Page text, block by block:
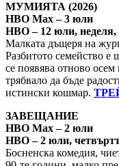
МУМИЯТА (2026)
HBO Max – 3 юли
HBO – 12 юли, неделя,
Малката дъщеря на
Разбитото семейство е
се появява отново
трябвало да бъде
истински кошмар.
ЗАВЕЩАНИЕ
HBO Max – 2 юли
HBO – 2 юли,
Босненска комедия,